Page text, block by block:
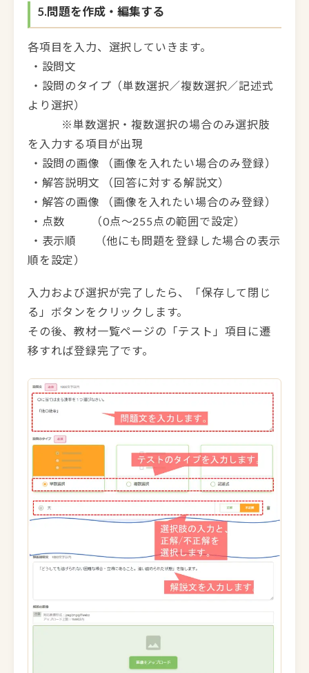
5.問題を作成・編集する
各項目を入力、選択していきます。
・設問文
・設問のタイプ（単数選択／複数選択／記述式
より選択）
※単数選択・複数選択の場合のみ選択肢
を入力する項目が出現
・設問の画像 （画像を入れたい場合のみ登録）
・解答説明文 （回答に対する解説文）
・解答の画像 （画像を入れたい場合のみ登録）
・点数 （0点〜255点の範囲で設定）
・表示順 （他にも問題を登録した場合の表示
順を設定）
入力および選択が完了したら、「保存して閉じ
る」ボタンをクリックします。
その後、教材一覧ページの「テスト」項目に遷
移すれば登録完了です。